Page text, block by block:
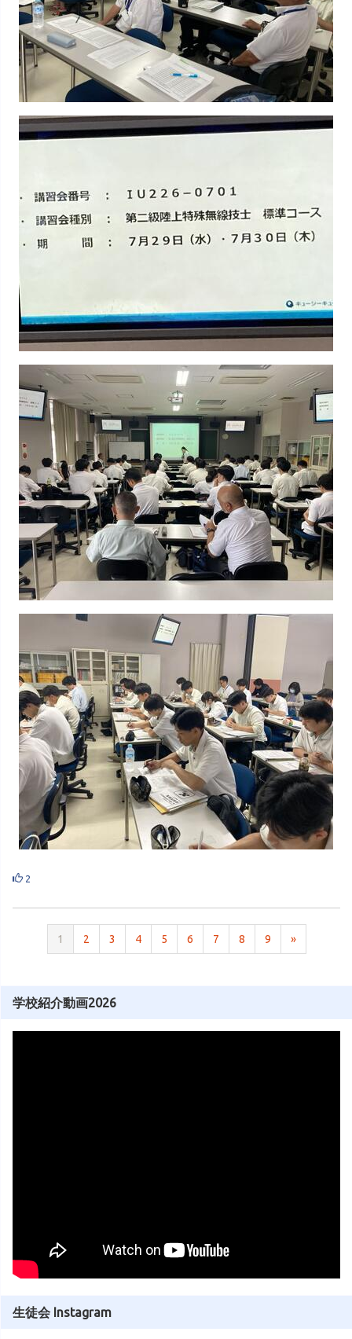
2
1 2 3 4 5 6 7 8 9 »
学校紹介動画2026
生徒会 Instagram